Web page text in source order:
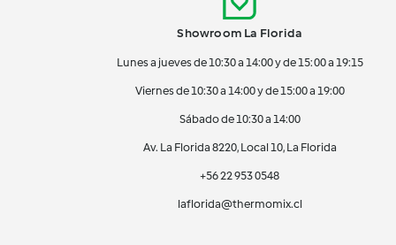
Showroom La Florida
Lunes a jueves de 10:30 a 14:00 y de 15:00 a 19:15
Viernes de 10:30 a 14:00 y de 15:00 a 19:00
Sábado de 10:30 a 14:00
Av. La Florida 8220, Local 10, La Florida
+56 22 953 0548
laflorida@thermomix.cl